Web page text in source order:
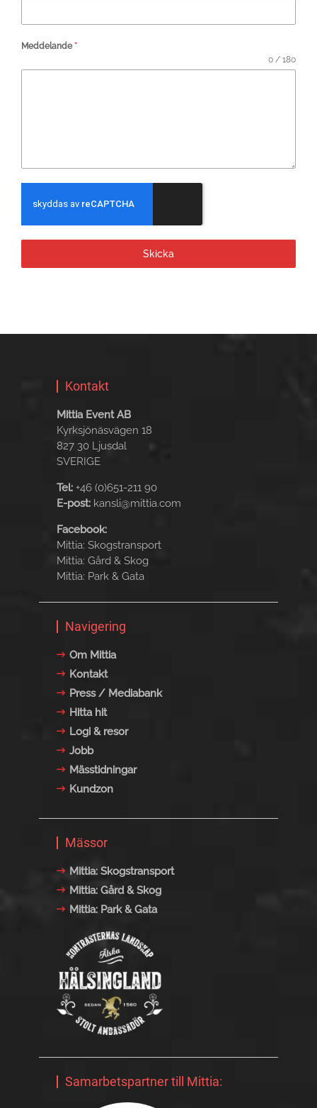
Meddelande*
0 / 180
Skicka
Kontakt
Mittia Event AB
Kyrksjönäsvägen 18
827 30 Ljusdal
SVERIGE
Tel: +46 (0)651-211 90
E-post: kansli@mittia.com
Facebook:
Mittia: Skogstransport
Mittia: Gård & Skog
Mittia: Park & Gata
Navigering
Om Mittia
Kontakt
Press / Mediabank
Hitta hit
Logi & resor
Jobb
Mässtidningar
Kundzon
Mässor
Mittia: Skogstransport
Mittia: Gård & Skog
Mittia: Park & Gata
Samarbetspartner till Mittia: